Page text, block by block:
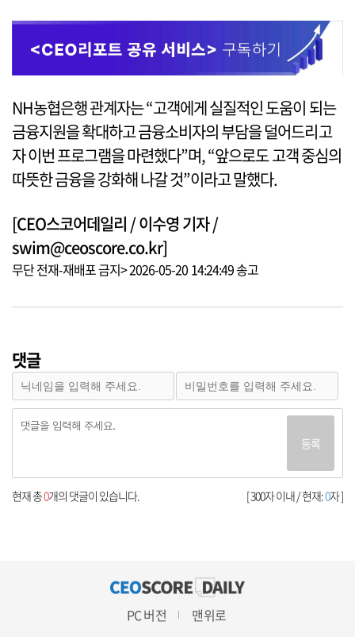
NH농협은행 관계자는 “고객에게 실질적인 도움이 되는
금융지원을 확대하고 금융소비자의 부담을 덜어드리고
자 이번 프로그램을 마련했다”며, “앞으로도 고객 중심의
따뜻한 금융을 강화해 나갈 것”이라고 말했다.
[CEO스코어데일리 / 이수영 기자 /
swim@ceoscore.co.kr]
무단 전재-재배포 금지> 2026-05-20 14:24:49 송고
댓글
등록
[ 300자 이내 / 현재:0자 ]
현재 총0개의 댓글이 있습니다.
PC 버전 맨위로